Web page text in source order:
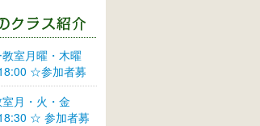
室月曜・木曜
☆参加者募
月・火・金
☆ 参加者募